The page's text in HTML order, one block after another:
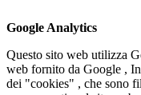
Google Analytics
Questo sito web utilizza
web fornito da Google ,
dei "cookies" , che sono